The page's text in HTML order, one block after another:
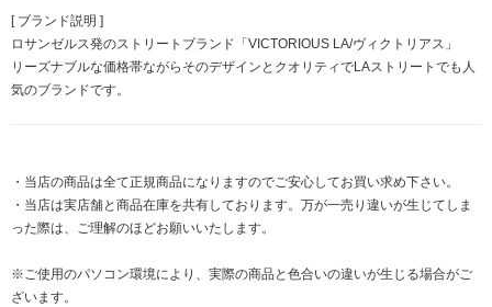
[ ブランド説明 ]
ロサンゼルス発のストリートブランド「VICTORIOUS LA/ヴィクトリアス」
リーズナブルな価格帯ながらそのデザインとクオリティでLAストリートでも人
気のブランドです。
・当店の商品は全て正規商品になりますのでご安心してお買い求め下さい。
・当店は実店舗と商品在庫を共有しております。万が一売り違いが生じてしま
った際は、ご理解のほどお願いいたします。
※ご使用のパソコン環境により、実際の商品と色合いの違いが生じる場合がご
ざいます。